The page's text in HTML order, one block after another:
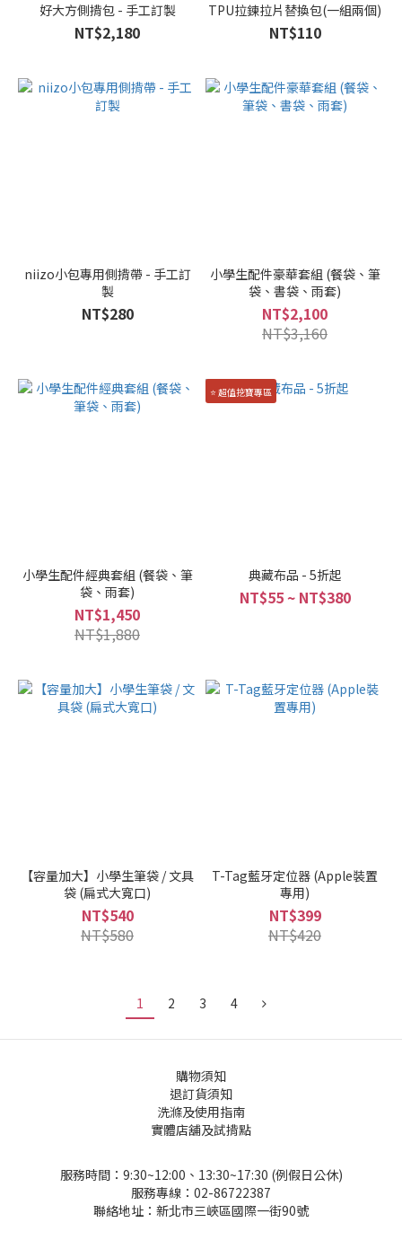
好大方側揹包 - 手工訂製
NT$2,180
TPU拉鍊拉片替換包(一組兩個)
NT$110
niizo小包專用側揹帶 - 手工訂
製
NT$280
小學生配件豪華套組 (餐袋、筆
袋、書袋、雨套)
NT$2,100
NT$3,160
小學生配件經典套組 (餐袋、筆
袋、雨套)
NT$1,450
NT$1,880
⭐️ 超值挖寶專區
典藏布品 - 5折起
NT$55 ~ NT$380
【容量加大】小學生筆袋 / 文具
袋 (扁式大寬口)
NT$540
NT$580
T-Tag藍牙定位器 (Apple裝置
專用)
NT$399
NT$420
1 2 3 4
購物須知
退訂貨須知
洗滌及使用指南
實體店舖及試揹點
服務時間：9:30~12:00、13:30~17:30 (例假日公休)
服務專線：02-86722387
聯絡地址：新北市三峽區國際一街90號